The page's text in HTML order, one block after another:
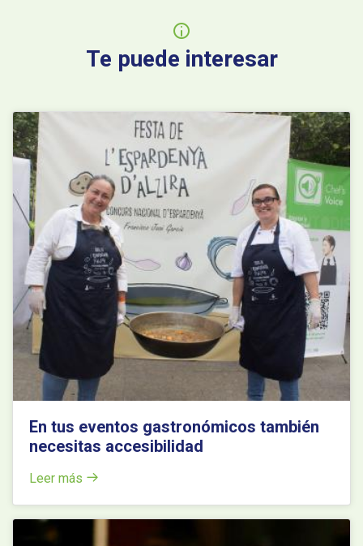
Te puede interesar
En tus eventos gastronómicos también
necesitas accesibilidad
Leer más